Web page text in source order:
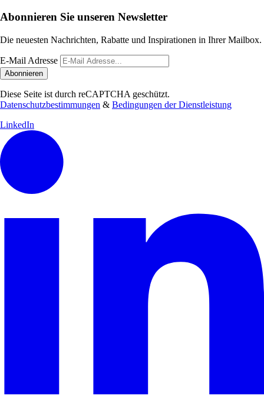
Abonnieren Sie unseren Newsletter
Die neuesten Nachrichten, Rabatte und Inspirationen in Ihrer Mailbox.
E-Mail Adresse
Abonnieren
Diese Seite ist durch reCAPTCHA geschützt.
Datenschutzbestimmungen & Bedingungen der Dienstleistung
LinkedIn